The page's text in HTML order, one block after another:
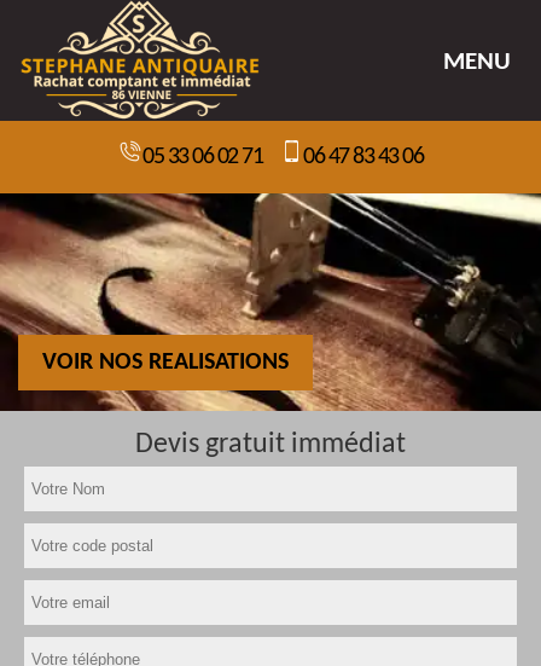
MENU
05 33 06 02 71 06 47 83 43 06
VOIR NOS REALISATIONS
Devis gratuit immédiat